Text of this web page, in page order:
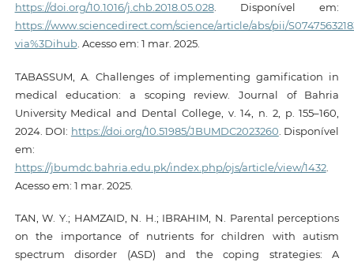
https://doi.org/10.1016/j.chb.2018.05.028. Disponível em:
https://www.sciencedirect.com/science/article/abs/pii/
via%3Dihub. Acesso em: 1 mar. 2025.
TABASSUM, A. Challenges of implementing gamification in
medical education: a scoping review. Journal of Bahria
University Medical and Dental College, v. 14, n. 2, p. 155–160,
2024. DOI: https://doi.org/10.51985/JBUMDC2023260 . Disponível
em:
https://jbumdc.bahria.edu.pk/index.php/ojs/article/view/1432.
Acesso em: 1 mar. 2025.
TAN, W. Y.; HAMZAID, N. H.; IBRAHIM, N. Parental perceptions
on the importance of nutrients for children with autism
spectrum disorder (ASD) and the coping strategies: A